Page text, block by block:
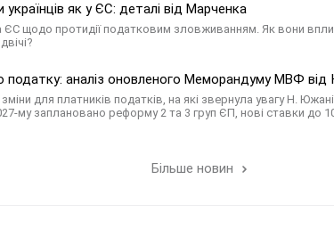
як у ЄС: деталі від Марченка
щодо протидії податковим зловживанням. Як вони
аналіз оновленого Меморандуму МВФ від
для платників податків, на які звернула увагу Н.
му заплановано реформу 2 та 3 груп ЄП, нові ставки до
Більше новин